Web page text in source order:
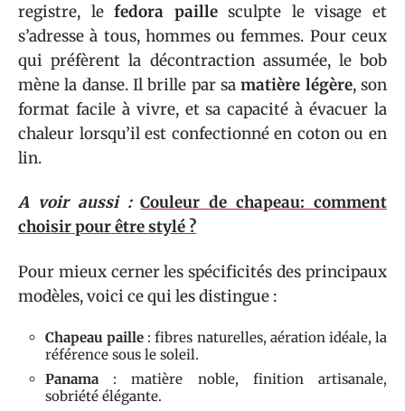
registre, lefedora paillesculpte le visage et
s’adresse à tous, hommes ou femmes. Pour ceux
qui préfèrent la décontraction assumée, le bob
mène la danse. Il brille par samatière légère, son
format facile à vivre, et sa capacité à évacuer la
chaleur lorsqu’il est confectionné en coton ou en
lin.
A voir aussi : Couleur de chapeau: comment
choisir pour être stylé ?
Pour mieux cerner les spécificités des principaux
modèles, voici ce qui les distingue :
Chapeau paille : fibres naturelles, aération idéale, la
référence sous le soleil.
Panama : matière noble, finition artisanale,
sobriété élégante.